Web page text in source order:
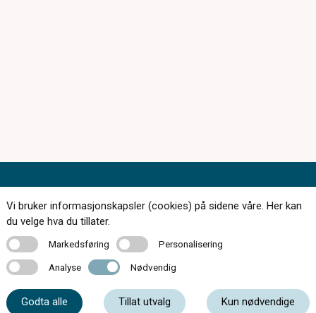
Kontakt oss
32 85 00 11
Vi bruker informasjonskapsler (cookies) på sidene våre. Her kan
du velge hva du tillater.
MarkedsføringMarkedsføring PersonaliseringPersonalisering
Analyse Analyse Nødvendig Nødvendig
Godta alle Tillat utvalg Kun nødvendige